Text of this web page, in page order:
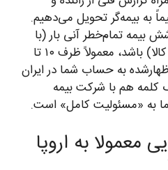
به بیمه‌گر تحویل می‌دهیم.
بیمه تمام‌خطر آنی بار (با
حق بیمه حدود ۰.۳٪ ارزش کالا) باشد، معمولاً ظرف ۱۰ تا
به حساب شما در ایران
هم با شرکت بیمه
ما به «مسئولیت کامل» است.
معمولا به اروپا